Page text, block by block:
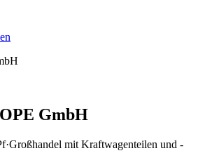
GmbH
·Großhandel mit Kraftwagenteilen und -